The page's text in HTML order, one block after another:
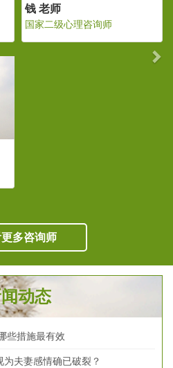
赵 老师
席心理咨询师
多咨询师
动态
些措施最有效
为夫妻感情确已破裂？